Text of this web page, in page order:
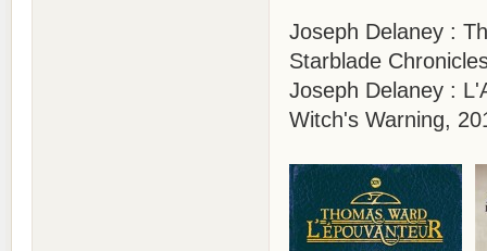
Joseph Delaney :
Starblade
Joseph Delaney :
Witch's Warning,